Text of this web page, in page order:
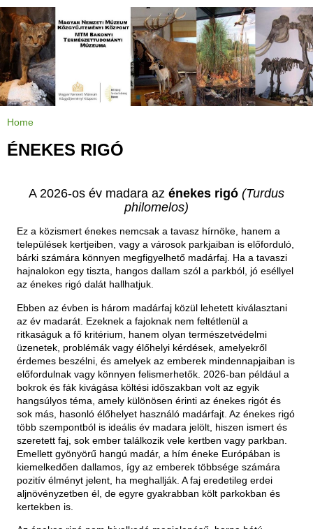
Jump to navigation
Y
u
a
Home
ÉNEKES RIGÓ
A 2026-os év madara az énekes rigó (Turdus
philomelos)
Ez a közismert énekes nemcsak a tavasz hírnöke, hanem a
települések kertjeiben, vagy a városok parkjaiban is előforduló,
bárki számára könnyen megfigyelhető madárfaj. Ha a tavaszi
hajnalokon egy tiszta, hangos dallam szól a parkból, jó eséllyel
az énekes rigó dalát hallhatjuk.
Ebben az évben is három madárfaj közül lehetett kiválasztani
az év madarát. Ezeknek a fajoknak nem feltétlenül a
ritkaságuk a fő kritérium, hanem olyan természetvédelmi
üzenetek, problémák vagy élőhelyi kérdések, amelyekről
érdemes beszélni, és amelyek az emberek mindennapjaiban is
előfordulnak vagy könnyen felismerhetők. 2026-ban például a
bokrok és fák kivágása költési időszakban volt az egyik
hangsúlyos téma, amely különösen érinti az énekes rigót és
sok más, hasonló élőhelyet használó madárfajt. Az énekes rigó
több szempontból is ideális év madara jelölt, hiszen ismert és
szeretett faj, sok ember találkozik vele kertben vagy parkban.
Emellett gyönyörű hangú madár, a hím éneke Európában is
kiemelkedően dallamos, így az emberek többsége számára
pozitív élményt jelent, ha meghallják. A faj eredetileg erdei
aljnövényzetben él, de egyre gyakrabban költ parkokban és
kertekben is.